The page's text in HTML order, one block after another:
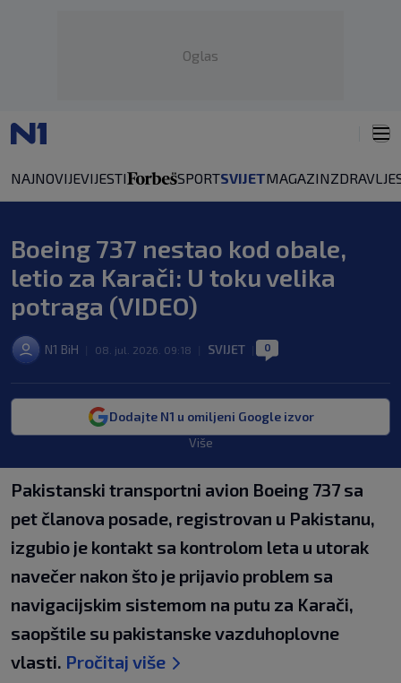
Oglas
NAJNOVIJEVIJESTI SPORTSVIJETMAGAZINZDRAVLJE
Boeing 737 nestao kod obale,
letio za Karači: U toku velika
potraga (VIDEO)
N1 BiH 08. jul. 2026. 09:18 SVIJET 0
Dodajte N1 u omiljeni Google izvor
Više
Pakistanski transportni avion Boeing 737 sa
pet članova posade, registrovan u Pakistanu,
izgubio je kontakt sa kontrolom leta u utorak
navečer nakon što je prijavio problem sa
navigacijskim sistemom na putu za Karači,
saopštile su pakistanske vazduhoplovne
vlasti. Pročitaj više